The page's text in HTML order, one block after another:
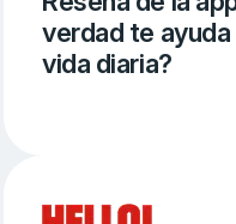
verdad te ayuda
vida diaria?